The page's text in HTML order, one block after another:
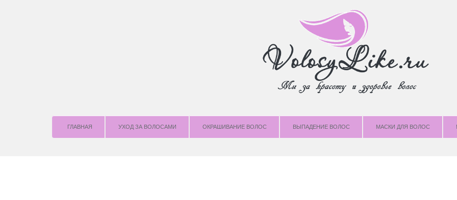
ГЛАВНАЯ УХОД ЗА ВОЛОСАМИ OКРАШИВАНИЕ ВОЛОС ВЫПАДЕНИЕ ВОЛОС МАСКИ ДЛЯ ВОЛОС